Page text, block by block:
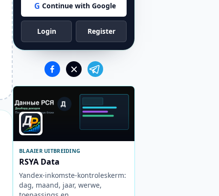
G Continue with Google
Login Register
BLAAIER UITBREIDING
RSYA Data
Yandex-inkomste-kontroleskerm:
dag, maand, jaar, werwe,